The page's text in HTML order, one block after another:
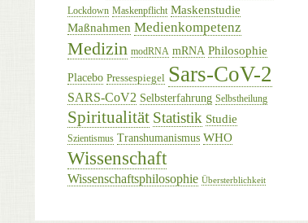
Lockdown Maskenpflicht Maskenstudie
Maßnahmen Medienkompetenz
Medizin modRNA mRNA Philosophie
Placebo Pressespiegel Sars-CoV-2
SARS-CoV2 Selbsterfahrung Selbstheilung
Spiritualität Statistik Studie
Szientismus Transhumanismus WHO
Wissenschaft
Wissenschaftsphilosophie Übersterblichkeit